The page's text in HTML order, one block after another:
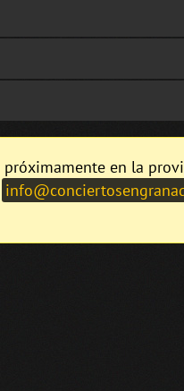
en la